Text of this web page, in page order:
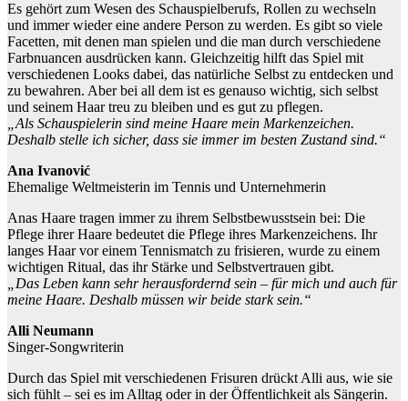
Es gehört zum Wesen des Schauspielberufs, Rollen zu wechseln
und immer wieder eine andere Person zu werden. Es gibt so viele
Facetten, mit denen man spielen und die man durch verschiedene
Farbnuancen ausdrücken kann. Gleichzeitig hilft das Spiel mit
verschiedenen Looks dabei, das natürliche Selbst zu entdecken und
zu bewahren. Aber bei all dem ist es genauso wichtig, sich selbst
und seinem Haar treu zu bleiben und es gut zu pflegen.
„Als Schauspielerin sind meine Haare mein Markenzeichen.
Deshalb stelle ich sicher, dass sie immer im besten Zustand sind.“
Ana Ivanović
Ehemalige Weltmeisterin im Tennis und Unternehmerin
Anas Haare tragen immer zu ihrem Selbstbewusstsein bei: Die
Pflege ihrer Haare bedeutet die Pflege ihres Markenzeichens. Ihr
langes Haar vor einem Tennismatch zu frisieren, wurde zu einem
wichtigen Ritual, das ihr Stärke und Selbstvertrauen gibt.
„Das Leben kann sehr herausfordernd sein – für mich und auch für
meine Haare. Deshalb müssen wir beide stark sein.“
Alli Neumann
Singer-Songwriterin
Durch das Spiel mit verschiedenen Frisuren drückt Alli aus, wie sie
sich fühlt – sei es im Alltag oder in der Öffentlichkeit als Sängerin.